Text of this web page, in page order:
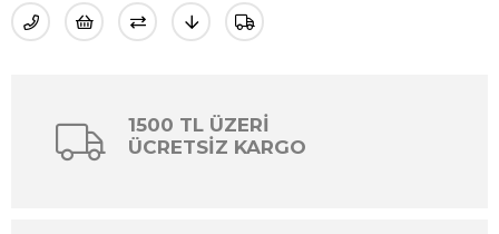
1500 TL ÜZERİ
ÜCRETSİZ KARGO